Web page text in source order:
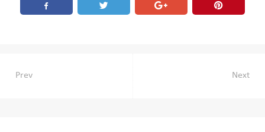
Navegación
Prev Next